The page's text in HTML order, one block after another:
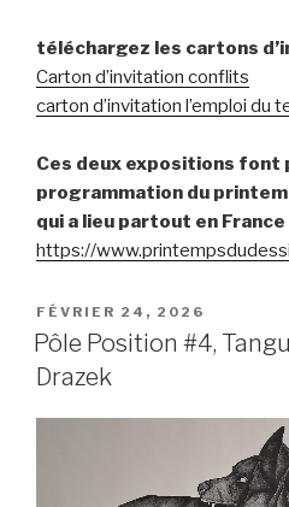
téléchargez les cartons
Carton d’invitation conflits
carton d’invitation l’emploi du
Ces deux expositions font
programmation du
qui a lieu partout en France
https://
PUBLIÉ
LE
FÉVRIER 24, 2026
Pôle Position #4,
Drazek